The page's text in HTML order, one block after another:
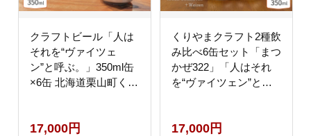
クラフトビール「人は
それを“ヴァイツェ
ン”と呼ぶ。」350ml缶
×6缶 北海道栗山町くり
17,000円
くりやまクラフト2種飲
み比べ6缶セット「まつ
かぜ322」「人はそれ
を“ヴァイツェン”と呼
17,000円